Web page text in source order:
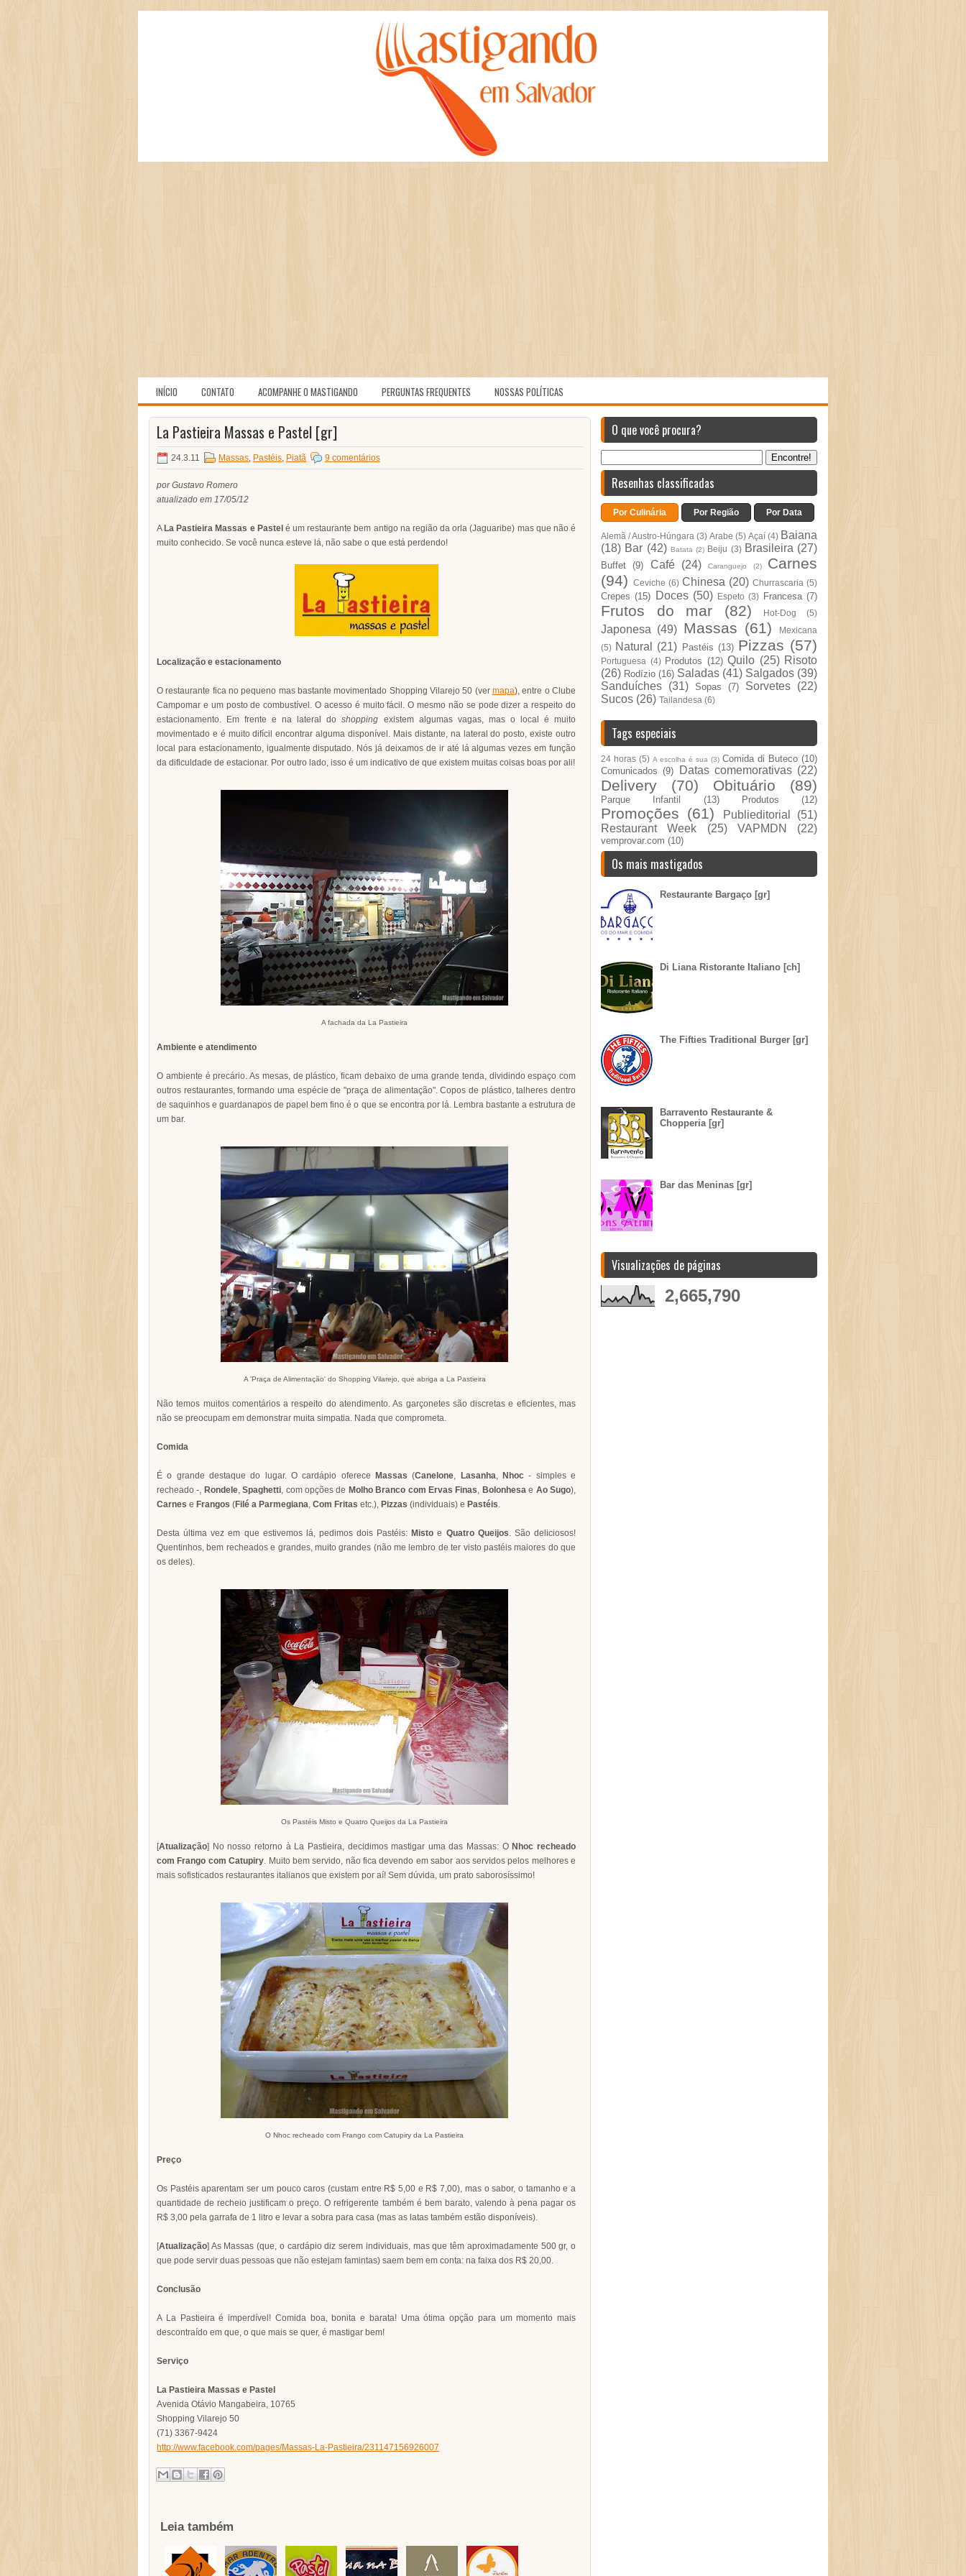
INÍCIO CONTATO ACOMPANHE O MASTIGANDO PERGUNTAS FREQUENTES NOSSAS POLÍTICAS
La Pastieira Massas e Pastel [gr]
24.3.11 Massas, Pastéis, Piatã 9 comentários
por Gustavo Romero
atualizado em 17/05/12
A La Pastieira Massas e Pastel é um restaurante bem antigo na região da orla (Jaguaribe) mas que não é
muito conhecido. Se você nunca esteve lá, não sabe o que está perdendo!
Localização e estacionamento
O restaurante fica no pequeno mas bastante movimentado Shopping Vilarejo 50 (ver mapa), entre o Clube
Campomar e um posto de combustível. O acesso é muito fácil. O mesmo não se pode dizer a respeito do
estacionamento. Em frente e na lateral doshopping existem algumas vagas, mas o local é muito
movimentado e é muito difícil encontrar alguma disponível. Mais distante, na lateral do posto, existe outro
local para estacionamento, igualmente disputado. Nós já deixamos de ir até lá algumas vezes em função
da dificuldade de estacionar. Por outro lado, isso é um indicativo de que existem muitas coisas boas por ali!
A fachada da La Pastieira
Ambiente e atendimento
O ambiente é precário. As mesas, de plástico, ficam debaixo de uma grande tenda, dividindo espaço com
outros restaurantes, formando uma espécie de "praça de alimentação". Copos de plástico, talheres dentro
de saquinhos e guardanapos de papel bem fino é o que se encontra por lá. Lembra bastante a estrutura de
um bar.
A 'Praça de Alimentação' do Shopping Vilarejo, que abriga a La Pastieira
Não temos muitos comentários a respeito do atendimento. As garçonetes são discretas e eficientes, mas
não se preocupam em demonstrar muita simpatia. Nada que comprometa.
Comida
É o grande destaque do lugar. O cardápio oferece Massas (Canelone, Lasanha, Nhoc - simples e
recheado -, Rondele,Spaghetti, com opções de Molho Branco com Ervas Finas, Bolonhesae Ao Sugo),
Carnes e Frangos (Filé a Parmegiana, Com Fritas etc.), Pizzas (individuais) e Pastéis.
Desta última vez em que estivemos lá, pedimos dois Pastéis: Misto e Quatro Queijos. São deliciosos!
Quentinhos, bem recheados e grandes, muito grandes (não me lembro de ter visto pastéis maiores do que
os deles).
Os Pastéis Misto e Quatro Queijos da La Pastieira
[Atualização] No nosso retorno à La Pastieira, decidimos mastigar uma das Massas: O Nhoc recheado
com Frango com Catupiry. Muito bem servido, não fica devendo em sabor aos servidos pelos melhores e
mais sofisticados restaurantes italianos que existem por aí! Sem dúvida, um prato saborosíssimo!
O Nhoc recheado com Frango com Catupiry da La Pastieira
Preço
Os Pastéis aparentam ser um pouco caros (custam entre R$ 5,00 e R$ 7,00), mas o sabor, o tamanho e a
quantidade de recheio justificam o preço. O refrigerente também é bem barato, valendo à pena pagar os
R$ 3,00 pela garrafa de 1 litro e levar a sobra para casa (mas as latas também estão disponíveis).
[Atualização] As Massas (que, o cardápio diz serem individuais, mas que têm aproximadamente 500 gr, o
que pode servir duas pessoas que não estejam famintas) saem bem em conta: na faixa dos R$ 20,00.
Conclusão
A La Pastieira é imperdível! Comida boa, bonita e barata! Uma ótima opção para um momento mais
descontraído em que, o que mais se quer, é mastigar bem!
Serviço
La Pastieira Massas e Pastel
Avenida Otávio Mangabeira, 10765
Shopping Vilarejo 50
(71) 3367-9424
http://www.facebook.com/pages/Massas-La-Pastieira/231147156926007
Leia também
O que você procura?
Resenhas classificadas
Por Culinária Por Região Por Data
Alemã / Austro-Húngara (3) Arabe (5) Açaí (4) Baiana
(18) Bar (42) Batata (2) Beiju (3) Brasileira (27)
Buffet (9) Café (24) Caranguejo (2)
Carnes
(94)
Ceviche (6) Chinesa (20) Churrascaria (5)
Crepes (15) Doces (50) Espeto (3) Francesa (7)
Frutos do mar (82) Hot-Dog (5)
Japonesa (49) Massas (61)
Mexicana
(5) Natural (21) Pastéis (13) Pizzas (57)
Portuguesa (4) Produtos (12) Quilo (25) Risoto
(26) Rodízio (16) Saladas (41) Salgados (39)
Sanduíches (31) Sopas (7) Sorvetes (22)
Sucos (26) Tailandesa (6)
Tags especiais
24 horas (5) A escolha é sua (3) Comida di Buteco (10)
Comunicados (9) Datas comemorativas (22)
Delivery (70) Obituário (89)
Parque Infantil (13) Produtos (12)
Promoções (61) Publieditorial
(51)
Restaurant Week
(25) VAPMDN (22)
vemprovar.com (10)
Os mais mastigados
Restaurante Bargaço [gr]
Di Liana Ristorante Italiano [ch]
The Fifties Traditional Burger [gr]
Barravento Restaurante &
Chopperia [gr]
Bar das Meninas [gr]
Visualizações de páginas
2,665,790